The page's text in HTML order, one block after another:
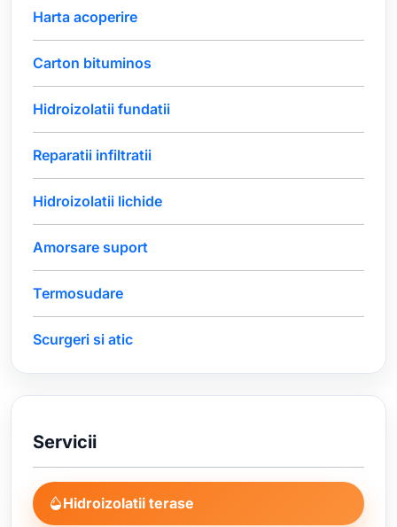
Harta acoperire
Carton bituminos
Hidroizolatii fundatii
Reparatii infiltratii
Hidroizolatii lichide
Amorsare suport
Termosudare
Scurgeri si atic
Servicii
Hidroizolatii terase